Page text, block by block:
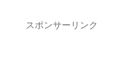
スポンサーリンク